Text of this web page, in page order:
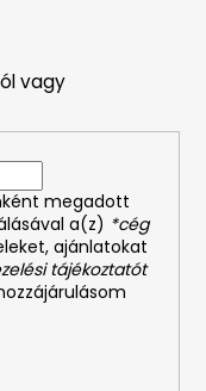
vagy
megadott
a(z) *cég
ajánlatokat
tájékoztatót